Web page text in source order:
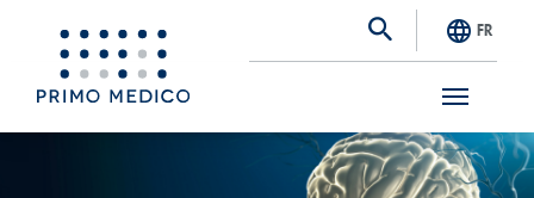
S
FR